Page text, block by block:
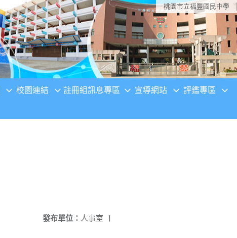
桃園市立福豐國民中學
校園連結 註冊組訊息專區 宣導網站 評鑑專區
發布單位： 人事室 |